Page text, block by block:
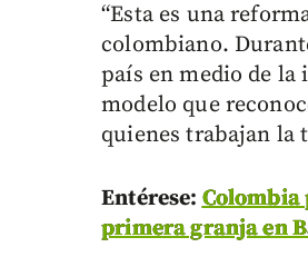
“Esta es una
colombiano.
país en medio de la
modelo que
quienes trabajan la
Entérese:Colombia
primera granja en